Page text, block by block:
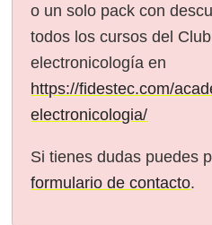
o un solo pack con
todos los cursos del
electronicología en
https://fidestec.com/
electronicologia/
Si tienes dudas puedes
formulario de contacto.